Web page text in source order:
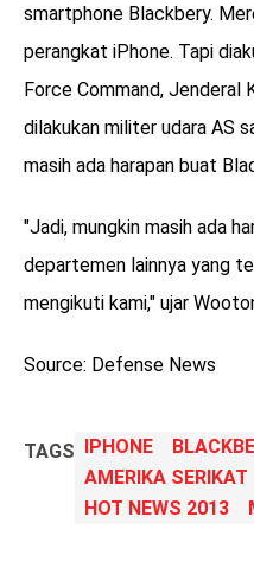
smartphone Blackbery.
perangkat iPhone. Tapi
Force Command, Jenderal
dilakukan militer udara AS
masih ada harapan buat
"Jadi, mungkin masih ada
departemen lainnya yang
mengikuti kami," ujar
Source: Defense News
TAGS IPHONE
AMERIKA SERIKAT
HOT NEWS 2013